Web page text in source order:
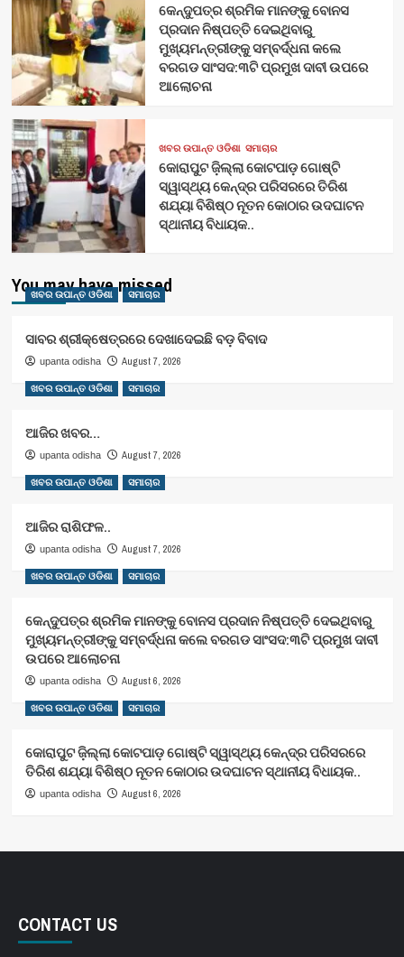
କେନ୍ଦୁପତ୍ର ଶ୍ରମିକ ମାନଙ୍କୁ ବୋନସ
ପ୍ରଦାନ ନିଷ୍ପତ୍ତି ଦେଇଥିବାରୁ
ମୁଖ୍ୟମନ୍ତ୍ରୀଙ୍କୁ ସମ୍ବର୍ଦ୍ଧନା କଲେ
ବରଗଡ ସାଂସଦ:୩ଟି ପ୍ରମୁଖ ଦାବୀ ଉପରେ
ଆଲୋଚନା
ଖବର ଉପାନ୍ତ ଓଡିଶା ସମାଚାର
କୋରାପୁଟ ଜ଼ିଲ୍ଲା କୋଟପାଡ଼ ଗୋଷ୍ଟି
ସ୍ୱାସ୍ଥ୍ୟ କେନ୍ଦ୍ର ପରିସରରେ ତିରିଶ
ଶଯ୍ୟା ବିଶିଷ୍ଠ ନୂତନ କୋଠାର ଉଦଘାଟନ
ସ୍ଥାନୀୟ ବିଧାୟକ..
You may have missed
ଖବର ଉପାନ୍ତ ଓଡିଶା ସମାଚାର
ସାବର ଶ୍ରୀକ୍ଷେତ୍ରରେ ଦେଖାଦେଇଛି ବଡ଼ ବିବାଦ
upanta odisha August 7, 2026
ଖବର ଉପାନ୍ତ ଓଡିଶା ସମାଚାର
ଆଜିର ଖବର…
upanta odisha August 7, 2026
ଖବର ଉପାନ୍ତ ଓଡିଶା ସମାଚାର
ଆଜିର ରାଶିଫଳ..
upanta odisha August 7, 2026
ଖବର ଉପାନ୍ତ ଓଡିଶା ସମାଚାର
କେନ୍ଦୁପତ୍ର ଶ୍ରମିକ ମାନଙ୍କୁ ବୋନସ ପ୍ରଦାନ ନିଷ୍ପତ୍ତି ଦେଇଥିବାରୁ
ମୁଖ୍ୟମନ୍ତ୍ରୀଙ୍କୁ ସମ୍ବର୍ଦ୍ଧନା କଲେ ବରଗଡ ସାଂସଦ:୩ଟି ପ୍ରମୁଖ ଦାବୀ
ଉପରେ ଆଲୋଚନା
upanta odisha August 6, 2026
ଖବର ଉପାନ୍ତ ଓଡିଶା ସମାଚାର
କୋରାପୁଟ ଜ଼ିଲ୍ଲା କୋଟପାଡ଼ ଗୋଷ୍ଟି ସ୍ୱାସ୍ଥ୍ୟ କେନ୍ଦ୍ର ପରିସରରେ
ତିରିଶ ଶଯ୍ୟା ବିଶିଷ୍ଠ ନୂତନ କୋଠାର ଉଦଘାଟନ ସ୍ଥାନୀୟ ବିଧାୟକ..
upanta odisha August 6, 2026
CONTACT US